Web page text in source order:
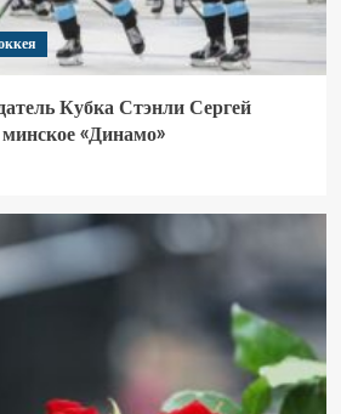
Кубка Стэнли Сергей
«Динамо»